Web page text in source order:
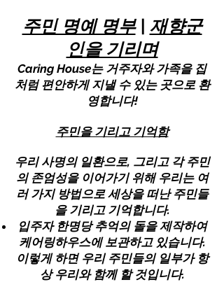
주민 명예 명부| 재향군
인을 기리며
Caring House는 거주자와 가족을 집
처럼 편안하게 지낼 수 있는 곳으로 환
영합니다!
주민을 기리고 기억함
우리 사명의 일환으로, 그리고 각 주민
의 존엄성을 이어가기 위해 우리는 여
러 가지 방법으로 세상을 떠난 주민들
을 기리고 기억합니다.
입주자 한명당 추억의 돌을 제작하여
케어링하우스에 보관하고 있습니다.
이렇게 하면 우리 주민들의 일부가 항
상 우리와 함께 할 것입니다.